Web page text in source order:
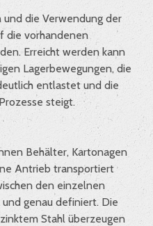
die Verwendung der
die vorhandenen
Erreicht werden kann
Lagerbewegungen, die
entlastet und die
steigt.
Behälter, Kartonagen
Antrieb transportiert
den einzelnen
genau definiert. Die
Stahl überzeugen